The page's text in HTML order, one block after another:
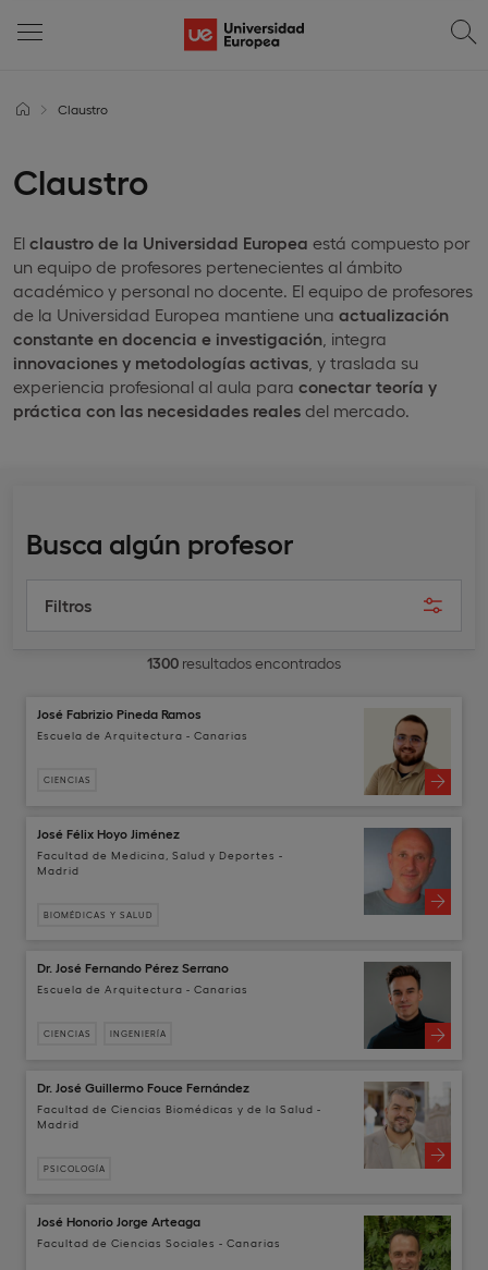
Claustro
Claustro
El claustro de la Universidad Europea está compuesto por
un equipo de profesores pertenecientes al ámbito
académico y personal no docente. El equipo de profesores
de la Universidad Europea mantiene una actualización
constante en docencia e investigación , integra
innovaciones y metodologías activas , y traslada su
experiencia profesional al aula para conectar teoría y
práctica con las necesidades reales del mercado.
Busca algún profesor
Filtros
1300 resultados encontrados
José Fabrizio Pineda Ramos
Escuela de Arquitectura - Canarias
CIENCIAS
José Félix Hoyo Jiménez
Facultad de Medicina, Salud y Deportes -
Madrid
BIOMÉDICAS Y SALUD
Dr. José Fernando Pérez Serrano
Escuela de Arquitectura - Canarias
CIENCIAS INGENIERÍA
Dr. José Guillermo Fouce Fernández
Facultad de Ciencias Biomédicas y de la Salud -
Madrid
PSICOLOGÍA
José Honorio Jorge Arteaga
Facultad de Ciencias Sociales - Canarias